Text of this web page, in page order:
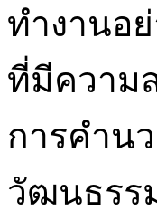
ทำงานอ
ที่มีความ
การคำน
วัฒนธรร